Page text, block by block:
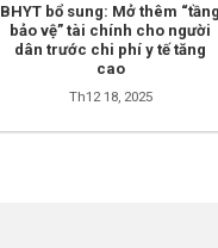
BHYT bổ sung: Mở thêm “tầng
bảo vệ” tài chính cho người
dân trước chi phí y tế tăng
cao
Th12 18, 2025